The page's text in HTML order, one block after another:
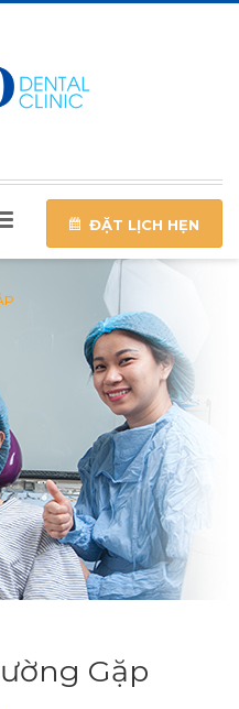
ĐẶT LỊCH HẸN
Gặp